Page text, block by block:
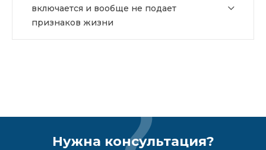
включается и вообще не подает
признаков жизни
Нужна консультация?